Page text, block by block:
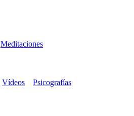
Meditaciones
Vídeos Psicografías